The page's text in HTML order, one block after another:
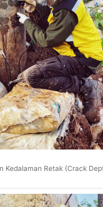
Kedalaman Retak (Crack